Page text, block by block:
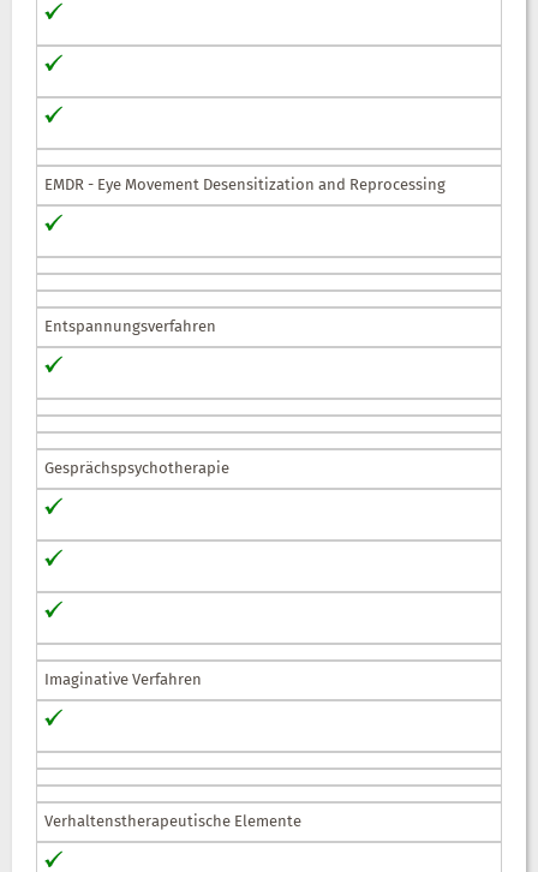
EMDR - Eye Movement Desensitization and Reprocessing
Entspannungsverfahren
Gesprächspsychotherapie
Imaginative Verfahren
Verhaltenstherapeutische Elemente